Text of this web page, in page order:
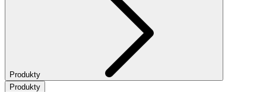
Produkty
Produkty